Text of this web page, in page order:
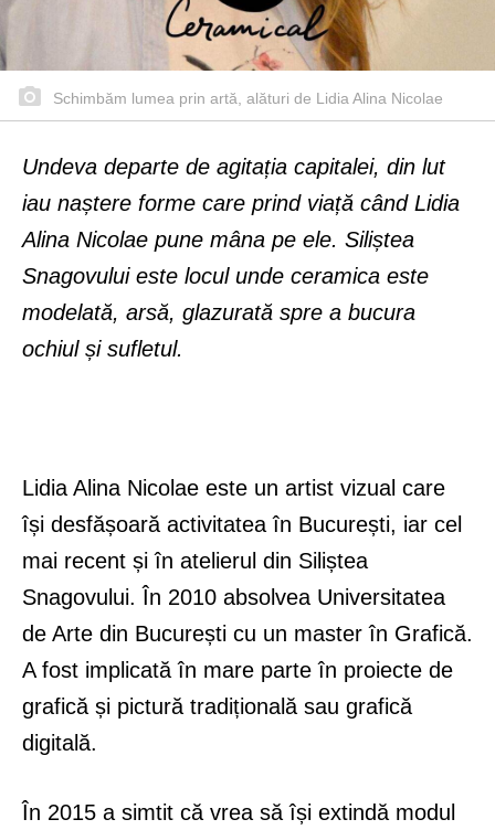
Schimbăm lumea prin artă, alături de Lidia Alina Nicolae
Undeva departe de agitația capitalei, din lut
iau naștere forme care prind viață când Lidia
Alina Nicolae pune mâna pe ele. Siliștea
Snagovului este locul unde ceramica este
modelată, arsă, glazurată spre a bucura
ochiul și sufletul.
Lidia Alina Nicolae este un artist vizual care
își desfășoară activitatea în București, iar cel
mai recent și în atelierul din Siliștea
Snagovului. În 2010 absolvea Universitatea
de Arte din București cu un master în Grafică.
A fost implicată în mare parte în proiecte de
grafică și pictură tradițională sau grafică
digitală.
În 2015 a simtit că vrea să își extindă modul